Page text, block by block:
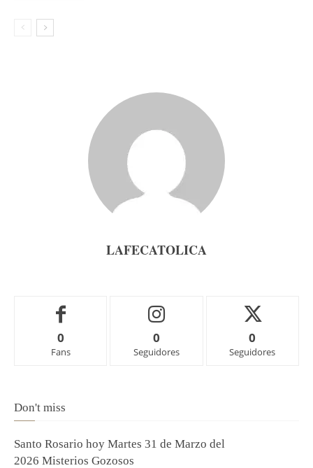
LAFECATOLICA
0
Fans
0
Seguidores
0
Seguidores
Don't miss
Santo Rosario hoy Martes 31 de Marzo del
2026 Misterios Gozosos